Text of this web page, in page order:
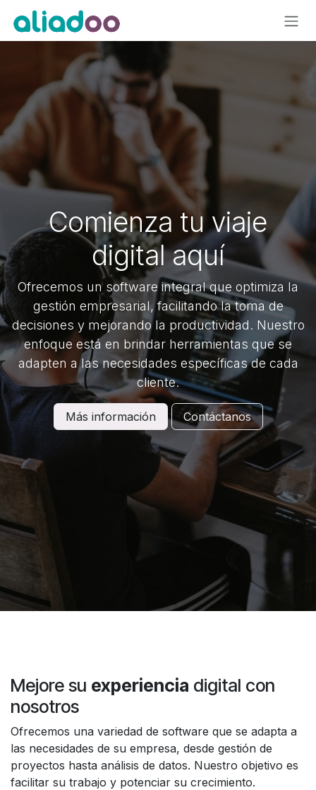
Ir al contenido
Comienza tu viaje
digital aquí
Ofrecemos un software integral que optimiza la
gestión empresarial, facilitando la toma de
decisiones y mejorando la productividad. Nuestro
enfoque está en brindar herramientas que se
adapten a las necesidades específicas de cada
cliente.
Más información Contáctanos
Mejore su experiencia digital con
nosotros
Ofrecemos una variedad de software que se adapta a
las necesidades de su empresa, desde gestión de
proyectos hasta análisis de datos. Nuestro objetivo es
facilitar su trabajo y potenciar su crecimiento.